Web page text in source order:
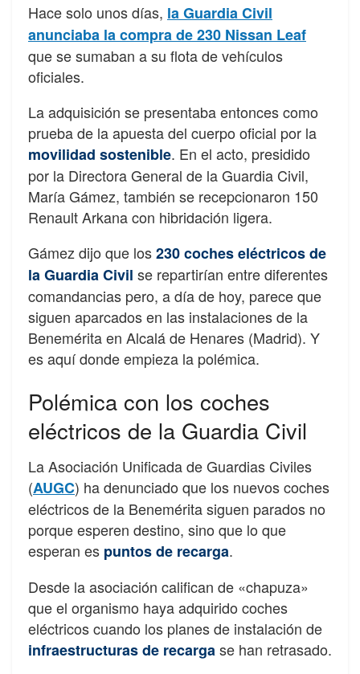
Hace solo unos días, la Guardia Civil
anunciaba la compra de 230 Nissan Leaf
que se sumaban a su flota de vehículos
oficiales.
La adquisición se presentaba entonces como
prueba de la apuesta del cuerpo oficial por la
movilidad sostenible. En el acto, presidido
por la Directora General de la Guardia Civil,
María Gámez, también se recepcionaron 150
Renault Arkana con hibridación ligera.
Gámez dijo que los230 coches eléctricos de
la Guardia Civil se repartirían entre diferentes
comandancias pero, a día de hoy, parece que
siguen aparcados en las instalaciones de la
Benemérita en Alcalá de Henares (Madrid). Y
es aquí donde empieza la polémica.
Polémica con los coches
eléctricos de la Guardia Civil
La Asociación Unificada de Guardias Civiles
(AUGC) ha denunciado que los nuevos coches
eléctricos de la Benemérita siguen parados no
porque esperen destino, sino que lo que
esperan es puntos de recarga.
Desde la asociación califican de «chapuza»
que el organismo haya adquirido coches
eléctricos cuando los planes de instalación de
infraestructuras de recargase han retrasado.